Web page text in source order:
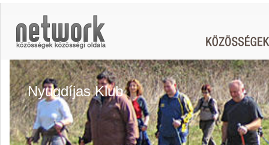
Nyugdíjas Klub